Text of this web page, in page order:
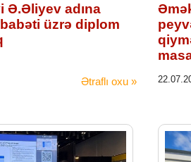
Ə.Əliyev adına
üzrə diplom
Ətraflı oxu »